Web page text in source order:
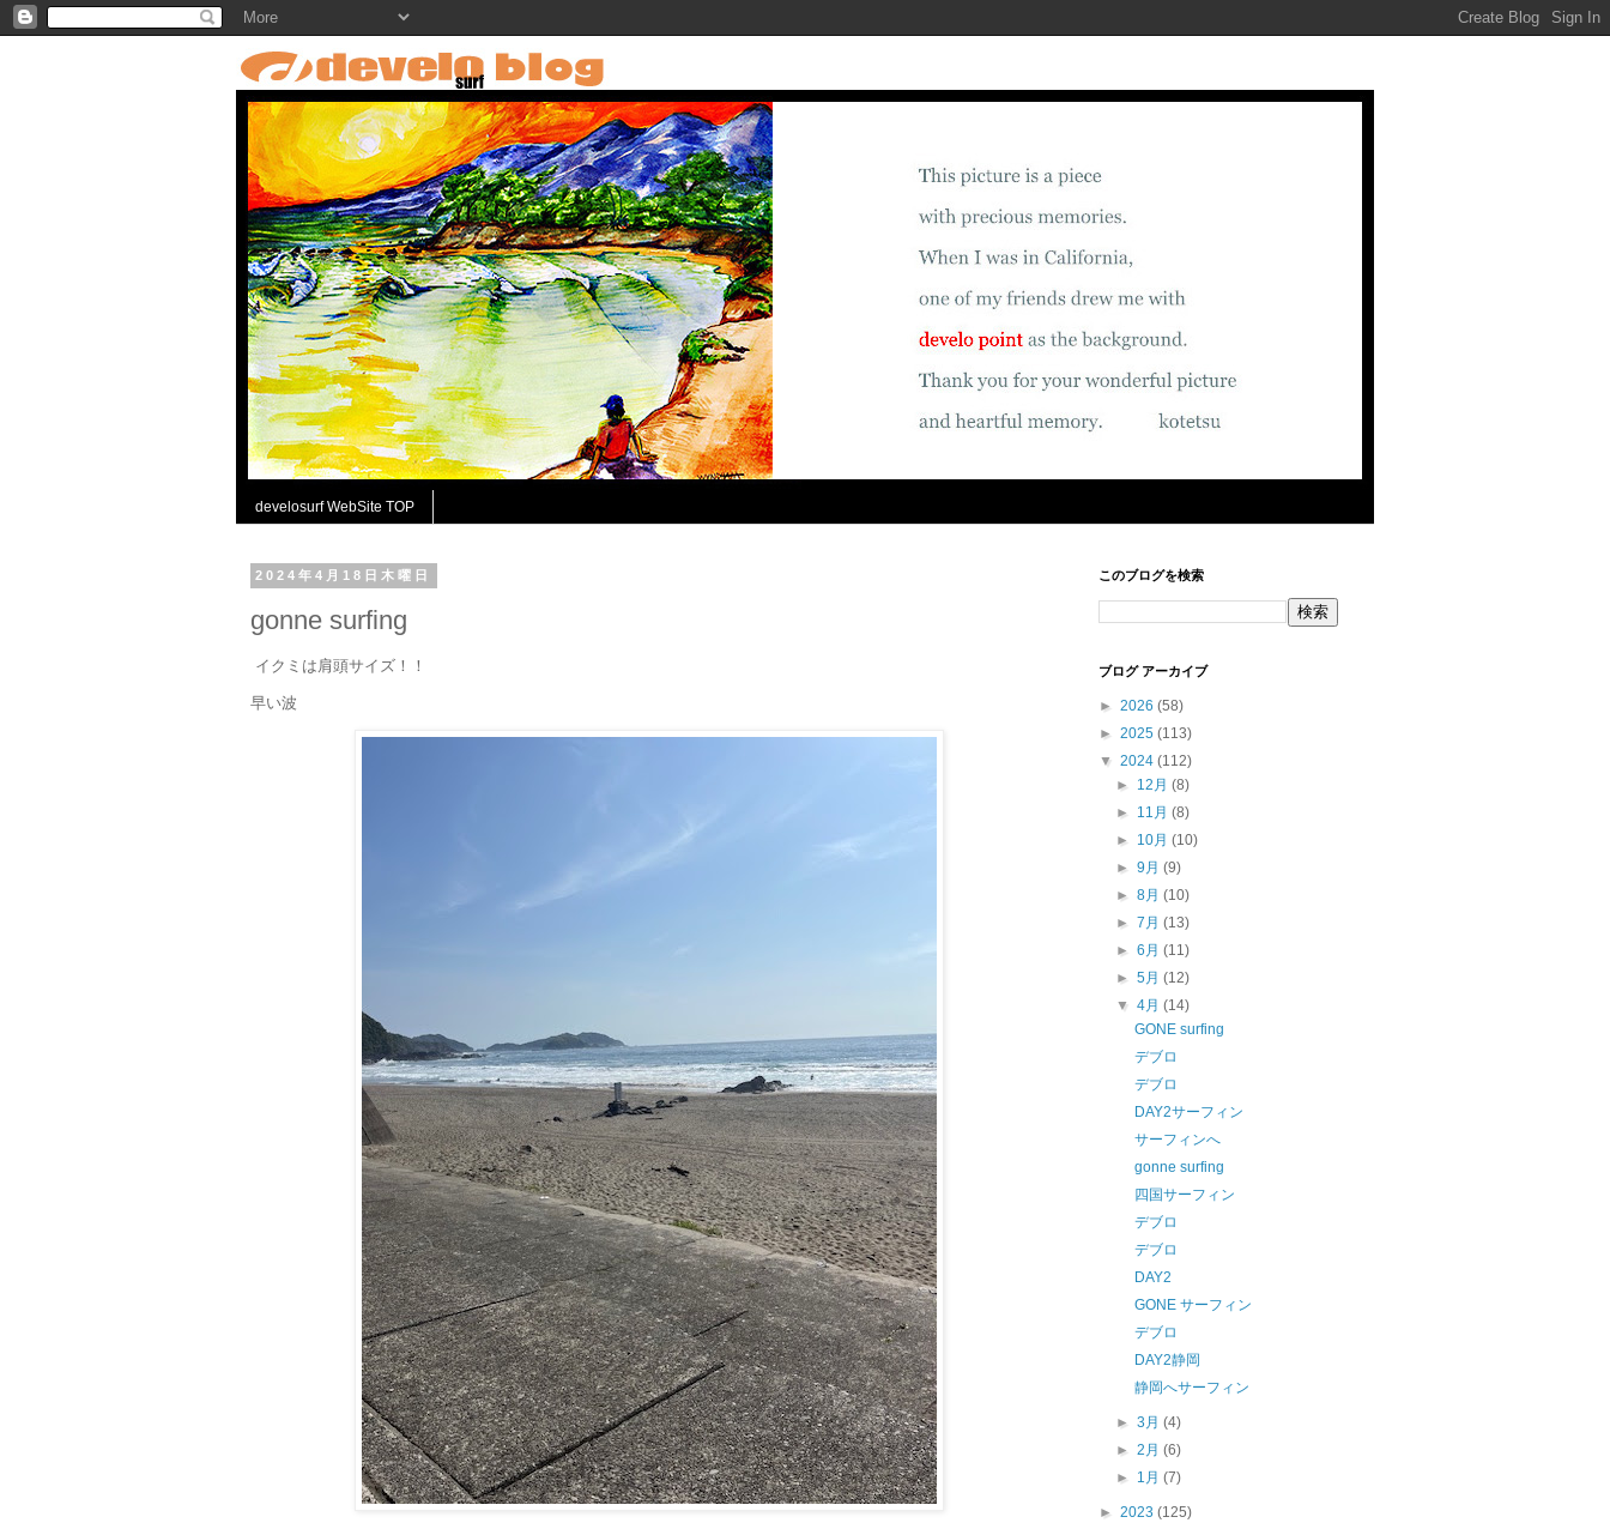
develosurf WebSite TOP
2024年4月18日木曜日
gonne surfing
イクミは肩頭サイズ！！
早い波
このブログを検索
ブログ アーカイブ
► 2026 (58)
► 2025 (113)
▼ 2024 (112)
► 12月(8)
► 11月(8)
► 10月(10)
►9月(9)
►8月(10)
►7月(13)
►6月(11)
►5月(12)
▼4月(14)
GONE surfing
デブロ
デブロ
DAY2サーフィン
サーフィンへ
gonne surfing
四国サーフィン
デブロ
デブロ
DAY2
GONE サーフィン
デブロ
DAY2静岡
静岡へサーフィン
►3月(4)
►2月(6)
► 1月(7)
► 2023 (125)